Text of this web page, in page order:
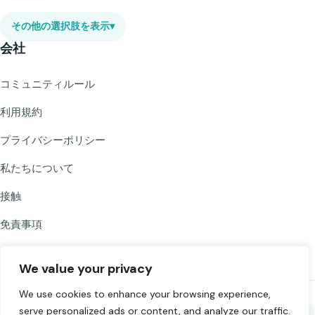
We value your privacy
We use cookies to enhance your browsing experience,
serve personalized ads or content, and analyze our traffic.
その他の選択肢を表示▾
会社
コミュニティルール
利用規約
プライバシーポリシー
私たちについて
接触
免責事項